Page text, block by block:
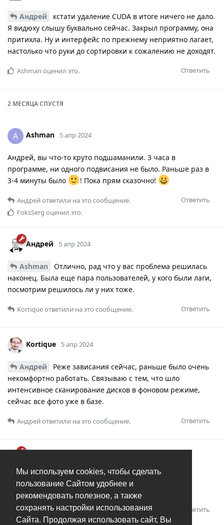
Мы используем cookies, чтобы сделать
пользование Сайтом удобнее и
рекомендовать полезное, а также
сохранять настройки использования
Сайта. Продолжая использовать сайт, Вы
Андрей
кстати удаление CUDA в итоге ничего не дало.
Я видюху слышу буквально сейчас. Закрыл программу, она
притихла. Ну и интерфейс по прежнему неприятно лагает,
настолько что руки до сортировки к сожалению не доходят.
Ответить
Ashman оценил это.
2 МЕСЯЦАСПУСТЯ
A Ashman 5 апр 2024
Андрей, вы что-то круто подшаманили. 3 часа в
программе, ни одного подвисания не было. Раньше раз в
3-4 минуты было
! Пока прям сказочно!
Ответить
Андрейответили на это сообщение.
FoksSerg оценил это.
Андрей 5 апр 2024
Ashman
Отлично, рад что у вас проблема решилась
наконец. Была еще пара пользователей, у кого были лаги,
посмотрим решилось ли у них тоже.
Ответить
Kortiqueответили на это сообщение.
Kortique 5 апр 2024
Андрей
Реже зависания сейчас, раньше было очень
некомфортно работать. Связываю с тем, что шло
интенсивное сканирование дисков в фоновом режиме,
сейчас все фото уже в базе.
Ответить
Андрейответили на это сообщение.
может это, а может изменения в 1.9.4.
Главное, что лучше стало, и это прекрасно.
Ответить
Kortiqueоценил это.